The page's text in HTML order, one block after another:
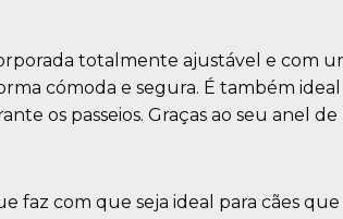
totalmente ajustável e com
cómoda e segura. É também
os passeios. Graças ao seu anel
faz com que seja ideal para cães